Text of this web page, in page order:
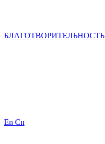
БЛАГОТВОРИТЕЛЬНОСТЬ
En Cn